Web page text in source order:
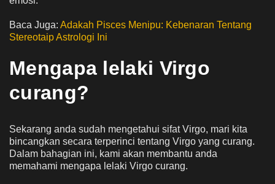
Baca Juga: Adakah Pisces Menipu: Kebenaran Tentang
Stereotaip Astrologi Ini
Mengapa lelaki Virgo
curang?
Sekarang anda sudah mengetahui sifat Virgo, mari kita
bincangkan secara terperinci tentang Virgo yang curang.
Dalam bahagian ini, kami akan membantu anda
memahami mengapa lelaki Virgo curang.